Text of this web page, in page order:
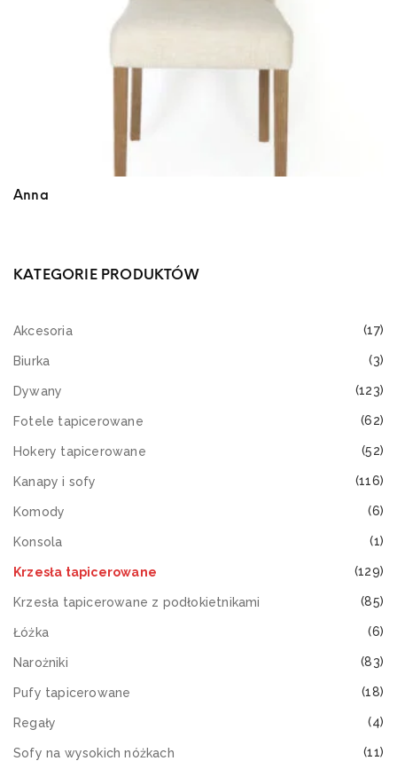
Anna
KATEGORIE PRODUKTÓW
Akcesoria (17)
Biurka (3)
Dywany (123)
Fotele tapicerowane (62)
Hokery tapicerowane (52)
Kanapy i sofy (116)
Komody (6)
Konsola (1)
Krzesła tapicerowane (129)
Krzesła tapicerowane z podłokietnikami (85)
Łóżka (6)
Narożniki (83)
Pufy tapicerowane (18)
Regały (4)
Sofy na wysokich nóżkach (11)